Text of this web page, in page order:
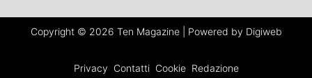
Copyright © 2026 Ten Magazine | Powered by Digiweb
Privacy Contatti Cookie Redazione